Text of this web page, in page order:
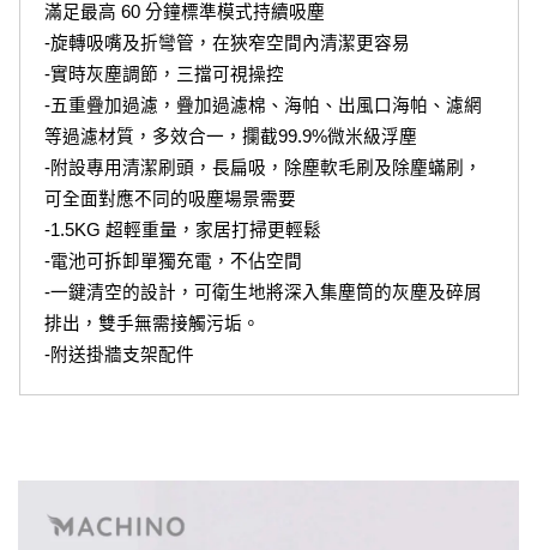
滿足最高 60 分鐘標準模式持續吸塵
-旋轉吸嘴及折彎管，在狹窄空間內清潔更容易
-實時灰塵調節，三擋可視操控
-五重疊加過濾，疊加過濾棉、海帕、出風口海帕、濾網
等過濾材質，多效合一，攔截99.9%微米級浮塵
-附設專用清潔刷頭，長扁吸，除塵軟毛刷及除麈蟎刷，
可全面對應不同的吸塵場景需要
-1.5KG 超輕重量，家居打掃更輕鬆
-電池可拆卸單獨充電，不佔空間
-一鍵清空的設計，可衛生地將深入集塵筒的灰塵及碎屑
排出，雙手無需接觸污垢。
-附送掛牆支架配件